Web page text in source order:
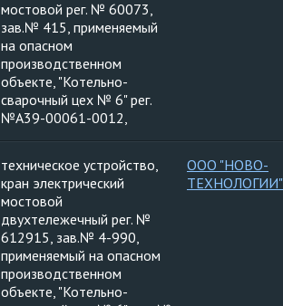
мостовой рег. № 60073,
зав.№ 415, применяемый
на опасном
производственном
объекте, "Котельно-
сварочный цех № 6" рег.
№А39-00061-0012,
техническое устройство,
кран электрический
мостовой
двухтележечный рег. №
612915, зав.№ 4-990,
применяемый на опасном
производственном
объекте, "Котельно-
ООО "НОВО-
ТЕХНОЛОГИИ"